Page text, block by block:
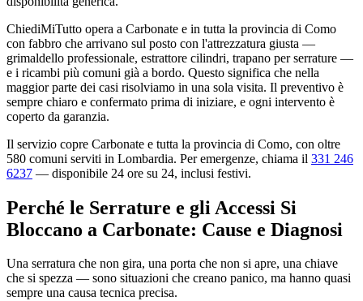
ChiediMiTutto opera a Carbonate e in tutta la provincia di Como
con fabbro che arrivano sul posto con l'attrezzatura giusta —
grimaldello professionale, estrattore cilindri, trapano per serrature —
e i ricambi più comuni già a bordo. Questo significa che nella
maggior parte dei casi risolviamo in una sola visita. Il preventivo è
sempre chiaro e confermato prima di iniziare, e ogni intervento è
coperto da garanzia.
Il servizio copre Carbonate e tutta la provincia di Como, con oltre
580 comuni serviti in Lombardia. Per emergenze, chiama il 331 246
6237 — disponibile 24 ore su 24, inclusi festivi.
Perché le Serrature e gli Accessi Si
Bloccano a Carbonate: Cause e Diagnosi
Una serratura che non gira, una porta che non si apre, una chiave
che si spezza — sono situazioni che creano panico, ma hanno quasi
sempre una causa tecnica precisa.